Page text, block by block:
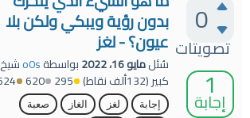
0
تصويتات
1
إجابة
بدون رؤية ويبكي ولكن بلا
عيون؟ - لغز
سُئلمايو 16، 2022 بواسطةo0sشيخ
كبير(132ألف نقاط) 295
620
إجابة لغز الغاز
صعبة